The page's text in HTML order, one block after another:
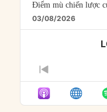
Điểm mù chiến lược
03/08/2026
PREVIOUS
EPISODE